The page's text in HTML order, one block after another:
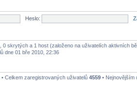
Heslo:
0 skrytých a 1 host (založeno na uživatelích aktivních
dne 01 bře 2010, 22:36
• Celkem zaregistrovaných uživatelů 4559 • Nejnovějším